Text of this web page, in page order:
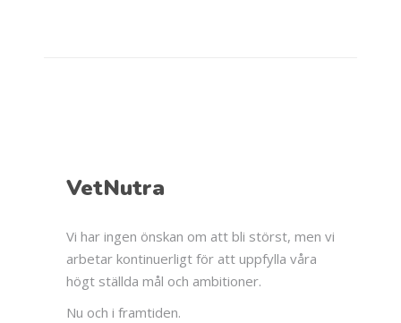
VetNutra
Vi har ingen önskan om att bli störst, men vi
arbetar kontinuerligt för att uppfylla våra
högt ställda mål och ambitioner.
Nu och i framtiden.